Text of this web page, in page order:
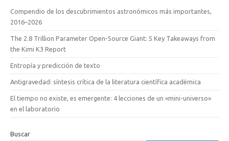
Compendio de los descubrimientos astronómicos más importantes,
2016–2026
The 2.8 Trillion Parameter Open-Source Giant: 5 Key Takeaways from
the Kimi K3 Report
Entropía y predicción de texto
Antigravedad: síntesis crítica de la literatura científica académica
El tiempo no existe, es emergente: 4 lecciones de un «mini-universo»
en el laboratorio
Buscar